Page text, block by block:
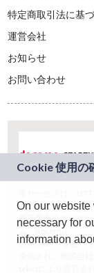
特定商取引法に基
運営会社
お知らせ
お問い合わせ
ドコモグループの新
規事業創出プログラ
ム「docomo
STARTUP」を通じ
On our
necessary for
information